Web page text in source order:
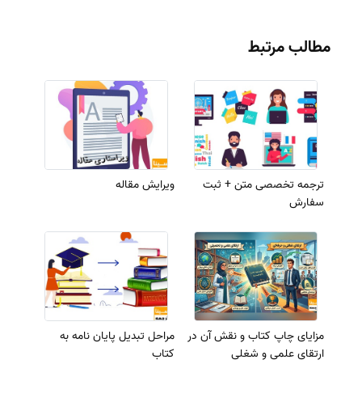
مطالب مرتبط
ترجمه تخصصی متن + ثبت
سفارش
ویرایش مقاله
مزایای چاپ کتاب و نقش آن در
ارتقای علمی و شغلی
مراحل تبدیل پایان نامه به
کتاب